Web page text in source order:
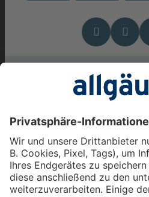
Das könnte Dich
interessieren
Viele